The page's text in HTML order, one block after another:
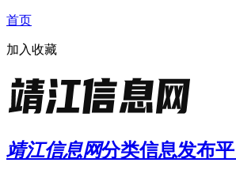
首页
加入收藏
靖江信息网分类信息发布